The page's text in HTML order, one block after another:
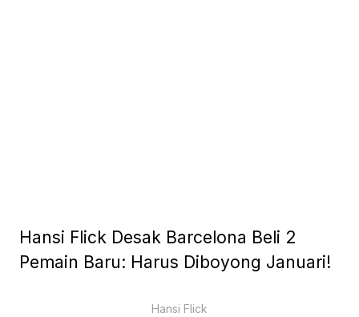
Hansi Flick Desak Barcelona Beli 2
Pemain Baru: Harus Diboyong Januari!
Hansi Flick